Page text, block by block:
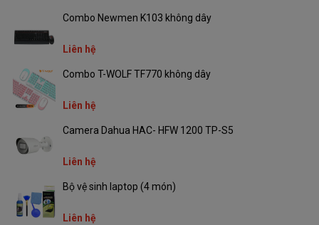
Combo Newmen K103 không dây
Liên hệ
Combo T-WOLF TF770 không dây
Liên hệ
Camera Dahua HAC- HFW 1200 TP-S5
Liên hệ
Bộ vệ sinh laptop (4 món)
Liên hệ